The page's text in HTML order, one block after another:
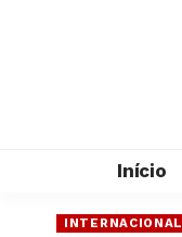
Início
INTERNACIONAL